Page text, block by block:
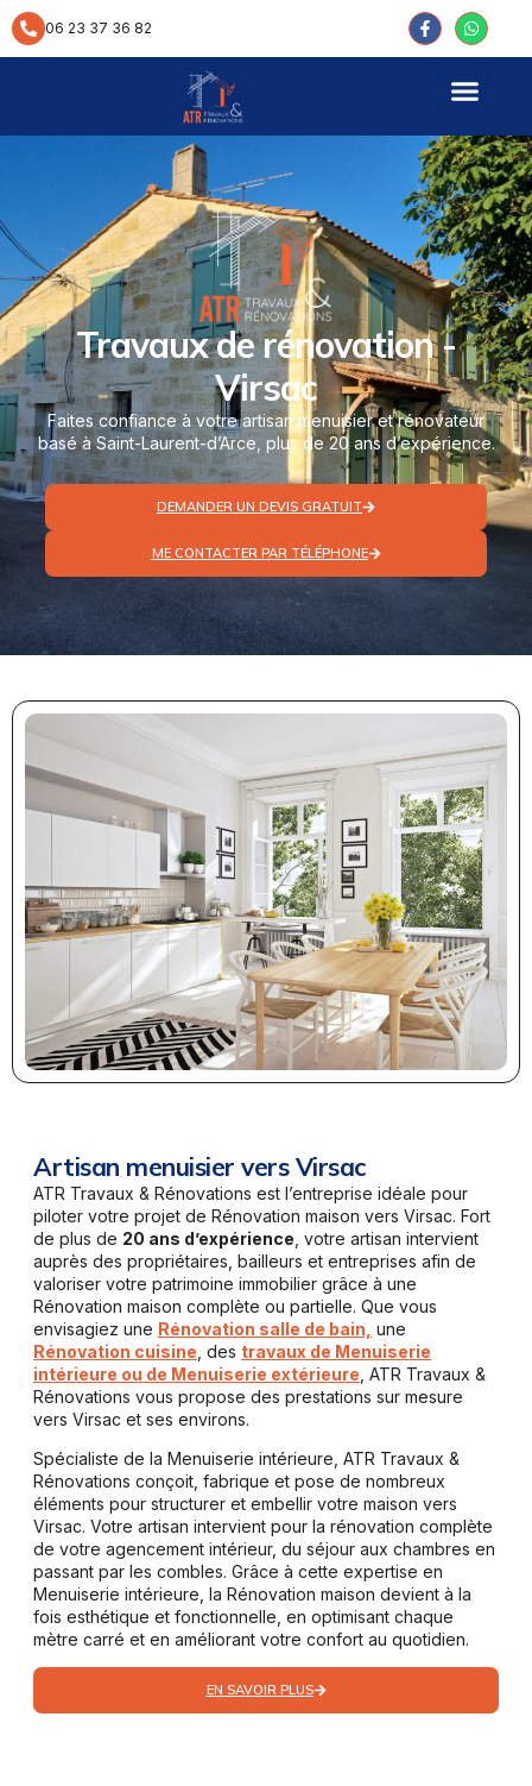
principal06 23 37 36 82
Travaux de rénovation -
Virsac
Faites confiance à votre artisan menuisier et rénovateur
basé à Saint-Laurent-d’Arce, plus de 20 ans d’expérience.
DEMANDER UN DEVIS GRATUIT
ME CONTACTER PAR TÉLÉPHONE
Artisan menuisier vers Virsac
ATR Travaux & Rénovations est l’entreprise idéale pour
piloter votre projet de Rénovation maison vers Virsac. Fort
de plus de 20 ans d’expérience , votre artisan intervient
auprès des propriétaires, bailleurs et entreprises afin de
valoriser votre patrimoine immobilier grâce à une
Rénovation maison complète ou partielle. Que vous
envisagiez une Rénovation salle de bain, une
Rénovation cuisine , des travaux de Menuiserie
intérieure ou de Menuiserie extérieure , ATR Travaux &
Rénovations vous propose des prestations sur mesure
vers Virsac et ses environs.
Spécialiste de la Menuiserie intérieure, ATR Travaux &
Rénovations conçoit, fabrique et pose de nombreux
éléments pour structurer et embellir votre maison vers
Virsac. Votre artisan intervient pour la rénovation complète
de votre agencement intérieur, du séjour aux chambres en
passant par les combles. Grâce à cette expertise en
Menuiserie intérieure, la Rénovation maison devient à la
fois esthétique et fonctionnelle, en optimisant chaque
mètre carré et en améliorant votre confort au quotidien.
EN SAVOIR PLUS